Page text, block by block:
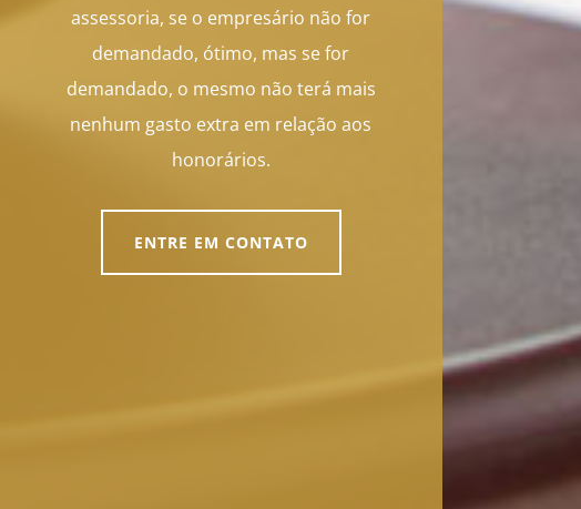
assessoria, se o empresário não for
demandado, ótimo, mas se for
demandado, o mesmo não terá mais
nenhum gasto extra em relação aos
honorários.
ENTRE EM CONTATO